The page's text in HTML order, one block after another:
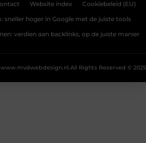
Website index Cookiebeleid (EU)
sneller hoger in Google met de juiste tools
verdien aan backlinks, op de juiste manier
All Rights Reserved © 2025
www.mvdwebdesign.nl.